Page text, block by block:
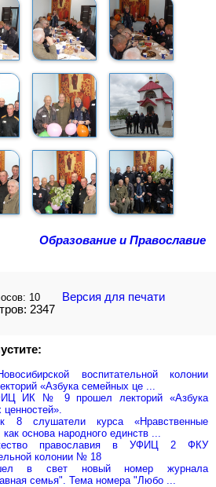
Образование и Православие
10
Версия для печати
2347
воспитательной колонии
«Азбука семейных це ...
ИК № 9 прошел лекторий «Азбука
8 слушатели курса «Нравственные
основа народного единств ...
православия в УФИЦ 2 ФКУ
колонии № 18
в свет новый номер журнала
семья". Тема номера "Любо ...